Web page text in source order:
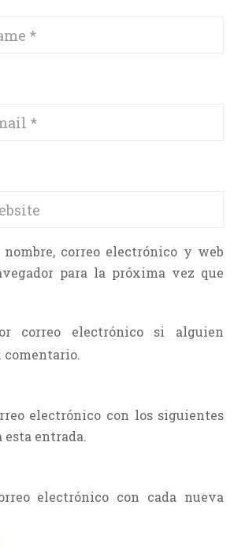
nombre, correo electrónico y web
para la próxima vez que
correo electrónico si alguien
comentario.
electrónico con los siguientes
esta entrada.
electrónico con cada nueva